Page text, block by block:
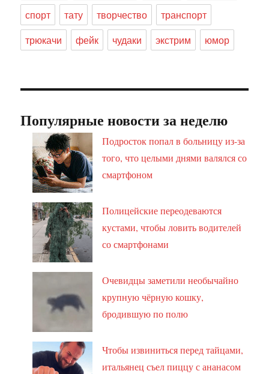
спорт
тату творчество
транспорт
трюкачи
фейк чудаки экстрим юмор
Популярные новости за неделю
Подросток попал в больницу из-за
того, что целыми днями валялся со
смартфоном
Полицейские переодеваются
кустами, чтобы ловить водителей
со смартфонами
Очевидцы заметили необычайно
крупную чёрную кошку,
бродившую по полю
Чтобы извиниться перед тайцами,
итальянец съел пиццу с ананасом